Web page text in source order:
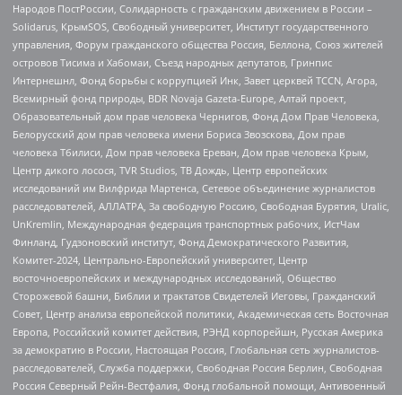
Народов ПостРоссии, Солидарность с гражданским движением в России –
Solidarus, КрымSOS, Свободный университет, Институт государственного
управления, Форум гражданского общества Россия, Беллона, Союз жителей
островов Тисима и Хабомаи, Съезд народных депутатов, Гринпис
Интернешнл, Фонд борьбы с коррупцией Инк, Завет церквей TCCN, Агора,
Всемирный фонд природы, BDR Novaja Gazeta-Europe, Алтай проект,
Образовательный дом прав человека Чернигов, Фонд Дом Прав Человека,
Белорусский дом прав человека имени Бориса Звозскова, Дом прав
человека Тбилиси, Дом прав человека Ереван, Дом прав человека Крым,
Центр дикого лосося, TVR Studios, ТВ Дождь, Центр европейских
исследований им Вилфрида Мартенса, Сетевое объединение журналистов
расследователей, АЛЛАТРА, За свободную Россию, Свободная Бурятия, Uralic,
UnKremlin, Международная федерация транспортных рабочих, ИстЧам
Финланд, Гудзоновский институт, Фонд Демократического Развития,
Комитет-2024, Центрально-Европейский университет, Центр
восточноевропейских и международных исследований, Общество
Сторожевой башни, Библии и трактатов Свидетелей Иеговы, Гражданский
Совет, Центр анализа европейской политики, Академическая сеть Восточная
Европа, Российский комитет действия, РЭНД корпорейшн, Русская Америка
за демократию в России, Настоящая Россия, Глобальная сеть журналистов-
расследователей, Служба поддержки, Свободная Россия Берлин, Свободная
Россия Северный Рейн-Вестфалия, Фонд глобальной помощи, Антивоенный